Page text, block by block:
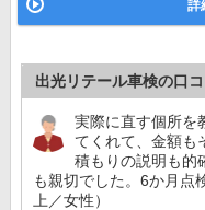
詳
出光リテール車検の口
実際に直す個所を
てくれて、金額も
積もりの説明も的
も親切でした。6か月点
上／女性）